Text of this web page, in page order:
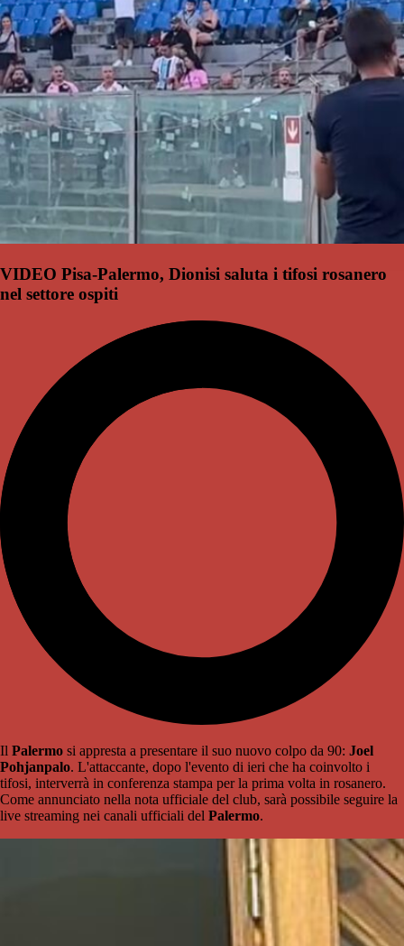
VIDEO Pisa-Palermo, Dionisi saluta i tifosi rosanero
nel settore ospiti
Il Palermo si appresta a presentare il suo nuovo colpo da 90: Joel
Pohjanpalo. L'attaccante, dopo l'evento di ieri che ha coinvolto i
tifosi, interverrà in conferenza stampa per la prima volta in rosanero.
Come annunciato nella nota ufficiale del club, sarà possibile seguire la
live streaming nei canali ufficiali del Palermo.